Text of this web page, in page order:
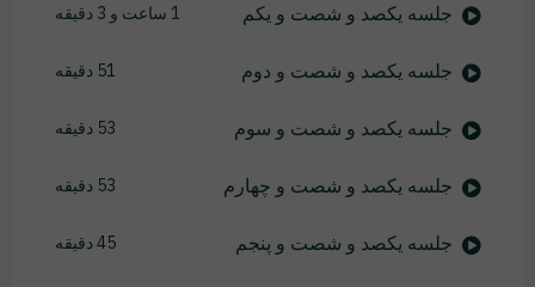
جلسه یکصد و شصت و یکم 1 ساعت و 3 دقیقه
جلسه یکصد و شصت و دوم 51 دقیقه
جلسه یکصد و شصت و سوم 53 دقیقه
جلسه یکصد و شصت و چهارم 53 دقیقه
جلسه یکصد و شصت و پنجم 45 دقیقه